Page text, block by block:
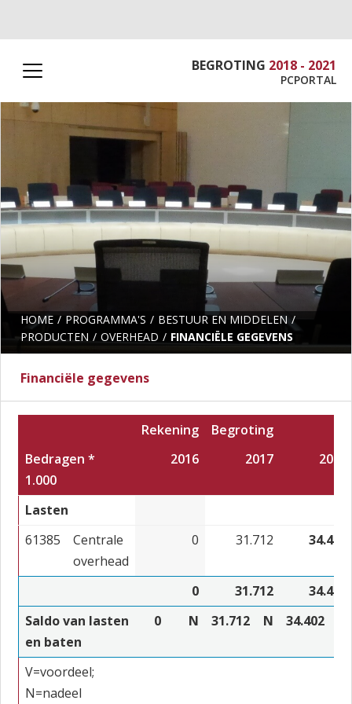
BEGROTING 2018 - 2021
PCPORTAL
HOME PROGRAMMA'S
BESTUUR EN MIDDELEN
PRODUCTEN
OVERHEAD FINANCIËLE GEGEVENS
Financiële gegevens
Rekening
Begroting
Bedragen *
1.000
2016 2017 2018
Lasten
61385
Centrale
overhead
0 31.712 34.402
0 31.712
34.402
Saldo van lasten
en baten
0 N 31.712 N 34.402
V=voordeel;
N=nadeel